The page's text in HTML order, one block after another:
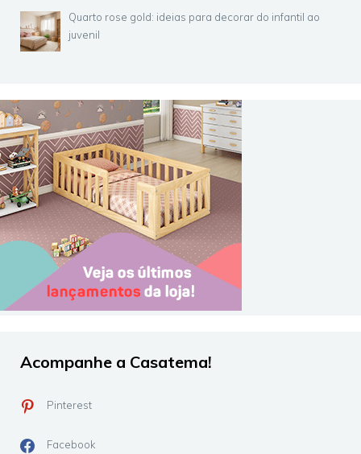
Quarto rose gold: ideias para decorar do infantil ao
juvenil
Acompanhe a Casatema!
Pinterest
Facebook